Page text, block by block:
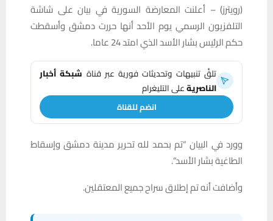
(رويترز) – أعلنت المعارضة السورية في بيان على شاشة
التلفزيون الرسمي يوم الأحد أنها حررت دمشق وأسقطت
حكم الرئيس بشار الأسد الذي امتد 24 عاما.
تلقَّ تنبيهات وتحديثات فورية عبر قناة شبكة أخبار
الناصريةعلى التليغرام
انضم للقناة
وورد في البيان “تم بحمد لله تحرير مدينة دمشق وإسقاط
الطاغية بشار الأسد”.
وأضافت أنه تم إطلاق سراح جميع المعتقلين.